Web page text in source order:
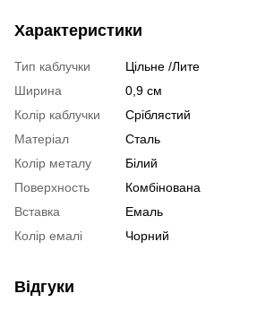
Характеристики
Тип каблучки
Цільне /Лите
Ширина
0,9 см
Колір каблучки
Сріблястий
Матеріал
Сталь
Колір металу
Білий
Поверхность
Комбінована
Вставка
Емаль
Колір емалі
Чорний
Відгуки